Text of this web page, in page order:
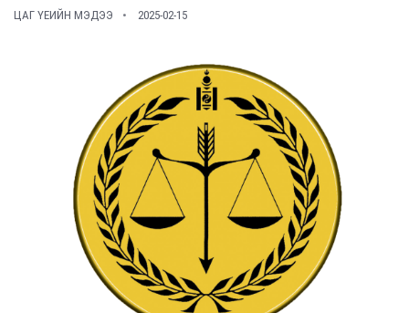
ЦАГ ҮЕИЙН МЭДЭЭ 2025-02-15